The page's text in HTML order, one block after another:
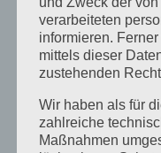
gestoßen.
auf Instagram,
Workshop
verarbeiteten
informieren.
mittels dieser
zustehenden
Wir haben als für
zahlreiche
Maßnahmen